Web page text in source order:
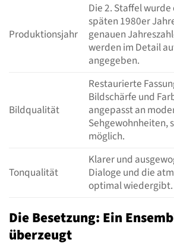
Produktionsjahr
Die 2. Staffel
späten 1980er
genauen
werden im Detail
angegeben.
Bildqualität
Restaurierte
Bildschärfe und
angepasst an
Sehgewohnheiten,
möglich.
Tonqualität
Klarer und
Dialoge und die
optimal wiedergibt.
Die Besetzung: Ein
überzeugt